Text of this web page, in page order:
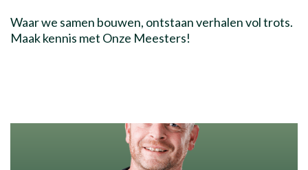
Waar we samen bouwen, ontstaan verhalen vol trots.
Maak kennis met Onze Meesters!